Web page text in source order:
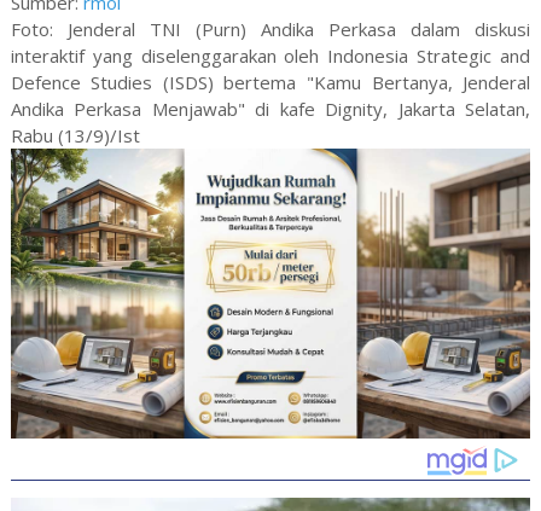
Foto: Jenderal TNI (Purn) Andika Perkasa dalam diskusi
interaktif yang diselenggarakan oleh Indonesia Strategic and
Defence Studies (ISDS) bertema "Kamu Bertanya, Jenderal
Andika Perkasa Menjawab" di kafe Dignity, Jakarta Selatan,
Rabu (13/9)/Ist